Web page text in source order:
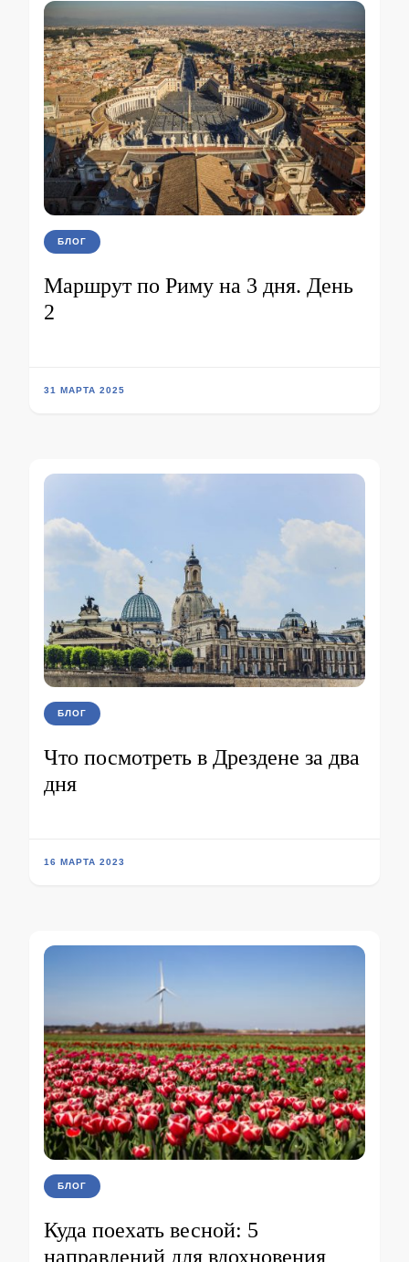
БЛОГ
Маршрут по Риму на 3 дня. День
2
31 МАРТА 2025
БЛОГ
Что посмотреть в Дрездене за два
дня
16 МАРТА 2023
БЛОГ
Куда поехать весной: 5
направлений для вдохновения